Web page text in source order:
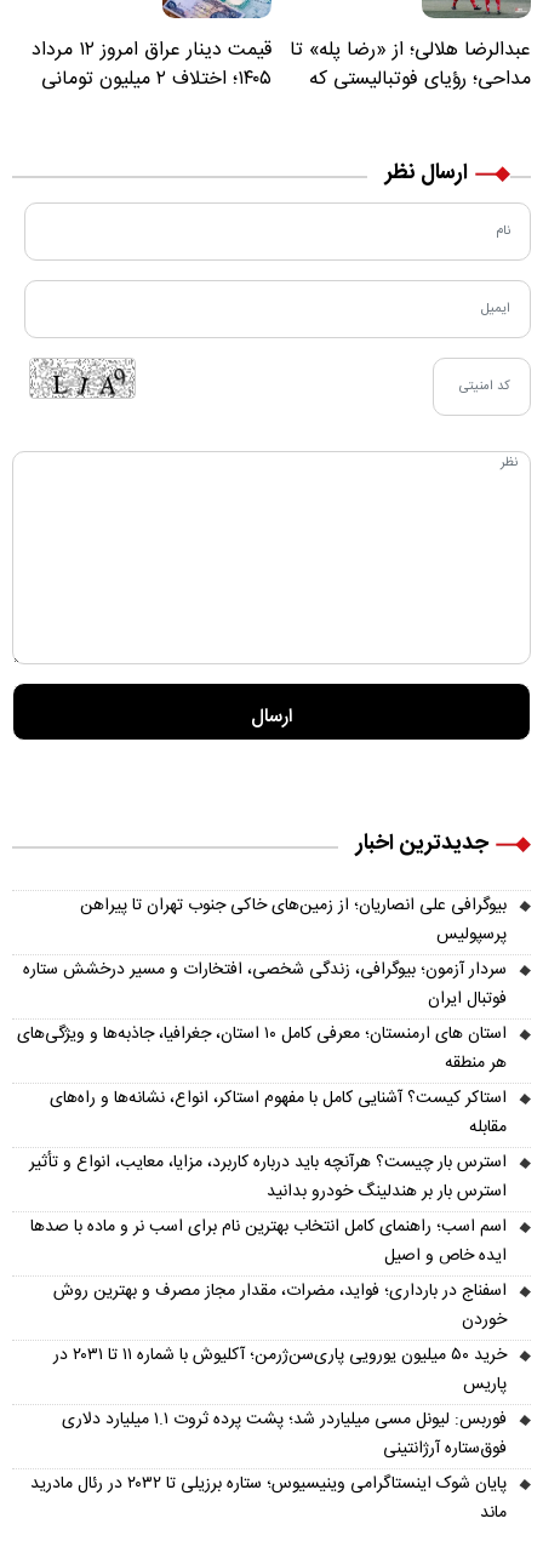
عبدالرضا هلالی؛ از «رضا پله» تا
مداحی؛ رؤیای فوتبالیستی که
قیمت دینار عراق امروز ۱۲ مرداد
۱۴۰۵؛ اختلاف ۲ میلیون تومانی
ارسال نظر
جدیدترین اخبار
بیوگرافی علی انصاریان؛ از زمین‌های خاکی جنوب تهران تا پیراهن
پرسپولیس
سردار آزمون؛ بیوگرافی، زندگی شخصی، افتخارات و مسیر درخشش ستاره
فوتبال ایران
استان های ارمنستان؛ معرفی کامل ۱۰ استان، جغرافیا، جاذبه‌ها و ویژگی‌های
هر منطقه
استاکر کیست؟ آشنایی کامل با مفهوم استاکر، انواع، نشانه‌ها و راه‌های
مقابله
استرس بار چیست؟ هرآنچه باید درباره کاربرد، مزایا، معایب، انواع و تأثیر
استرس بار بر هندلینگ خودرو بدانید
اسم اسب؛ راهنمای کامل انتخاب بهترین نام برای اسب نر و ماده با صدها
ایده خاص و اصیل
اسفناج در بارداری؛ فواید، مضرات، مقدار مجاز مصرف و بهترین روش
خوردن
خرید ۵۰ میلیون یورویی پاری‌سن‌ژرمن؛ آکلیوش با شماره ۱۱ تا ۲۰۳۱ در
پاریس
فوربس: لیونل مسی میلیاردر شد؛ پشت پرده ثروت ۱.۱ میلیارد دلاری
فوق‌ستاره آرژانتینی
پایان شوک اینستاگرامی وینیسیوس؛ ستاره برزیلی تا ۲۰۳۲ در رئال مادرید
ماند